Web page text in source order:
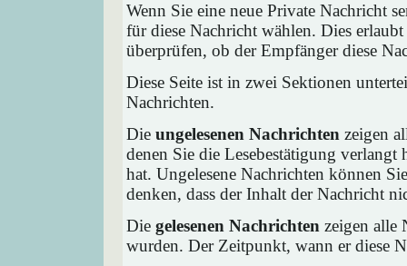
Wenn Sie eine neue Private Nachricht
für diese Nachricht wählen. Dies
überprüfen, ob der Empfänger diese
Diese Seite ist in zwei Sektionen
Nachrichten.
Die ungelesenen Nachrichten zeigen
denen Sie die Lesebestätigung verlangt
hat. Ungelesene Nachrichten können
denken, dass der Inhalt der Nachricht
Die gelesenen Nachrichten zeigen alle
wurden. Der Zeitpunkt, wann er diese